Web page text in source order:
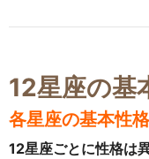
12星座の基
各星座の基本性
12星座ごとに性格は